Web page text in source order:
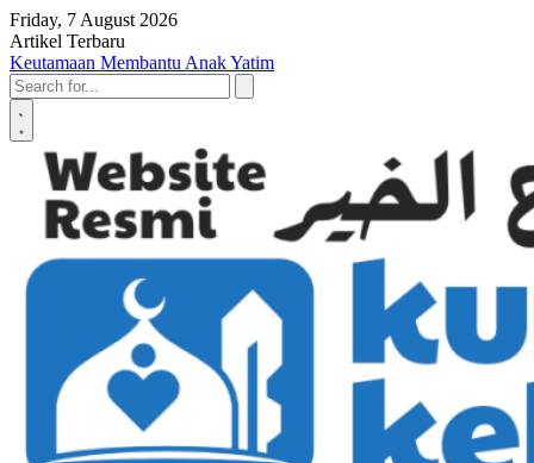
Skip to content
Friday, 7 August 2026
Artikel Terbaru
Penyerahan SK LAZ Kunci Kebaikan OKU Timur, Tonggak Baru
Penguatan Pelayanan Umat